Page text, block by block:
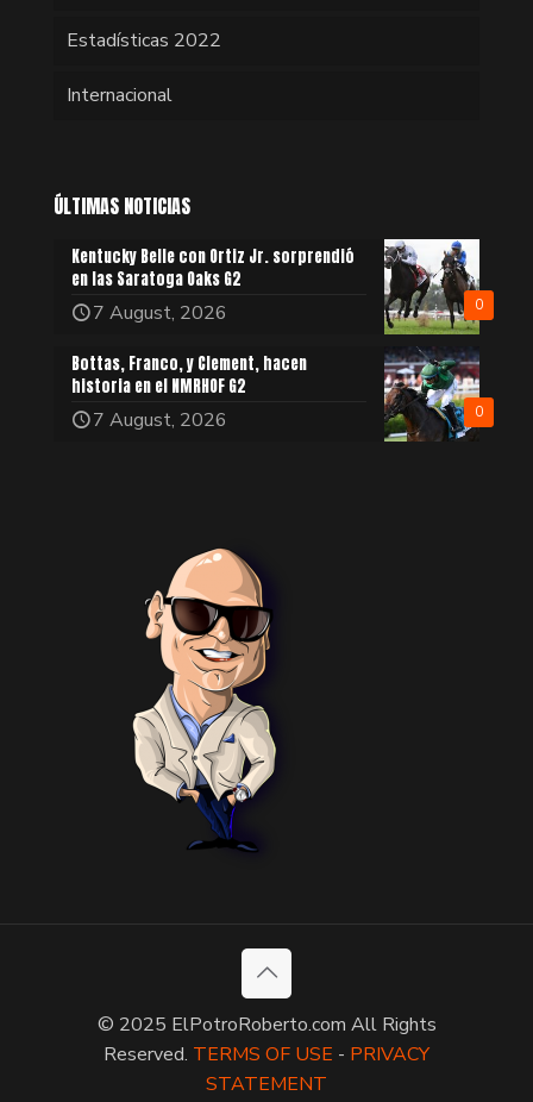
Estadísticas 2022
Internacional
ÚLTIMAS NOTICIAS
0
Kentucky Belle con Ortiz Jr. sorprendió
en las Saratoga Oaks G2
7 August, 2026
0
Bottas, Franco, y Clement, hacen
historia en el NMRHOF G2
7 August, 2026
© 2025 ElPotroRoberto.com All Rights
Reserved. TERMS OF USE - PRIVACY
STATEMENT